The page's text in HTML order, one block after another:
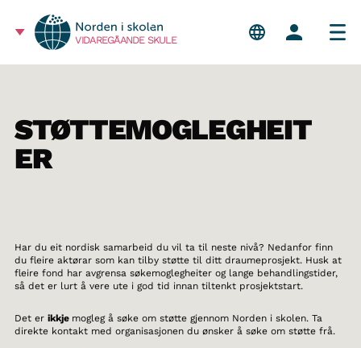
VIDAREGÅANDE SKULE
STØTTEMOGLEGHEIT
ER
Har du eit nordisk samarbeid du vil ta til neste nivå? Nedanfor finn
du fleire aktørar som kan tilby støtte til ditt draumeprosjekt. Husk at
fleire fond har avgrensa søkemoglegheiter og lange behandlingstider,
så det er lurt å vere ute i god tid innan tiltenkt prosjektstart.
Det er ikkje mogleg å søke om støtte gjennom Norden i skolen. Ta
direkte kontakt med organisasjonen du ønsker å søke om støtte frå.